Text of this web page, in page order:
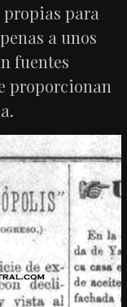
propias para
a unos
fuentes
proporcionan